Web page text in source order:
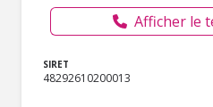
Afficher le
SIRET
48292610200013